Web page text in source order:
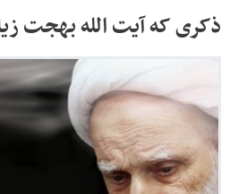
ذکری که آیت الله بهجت